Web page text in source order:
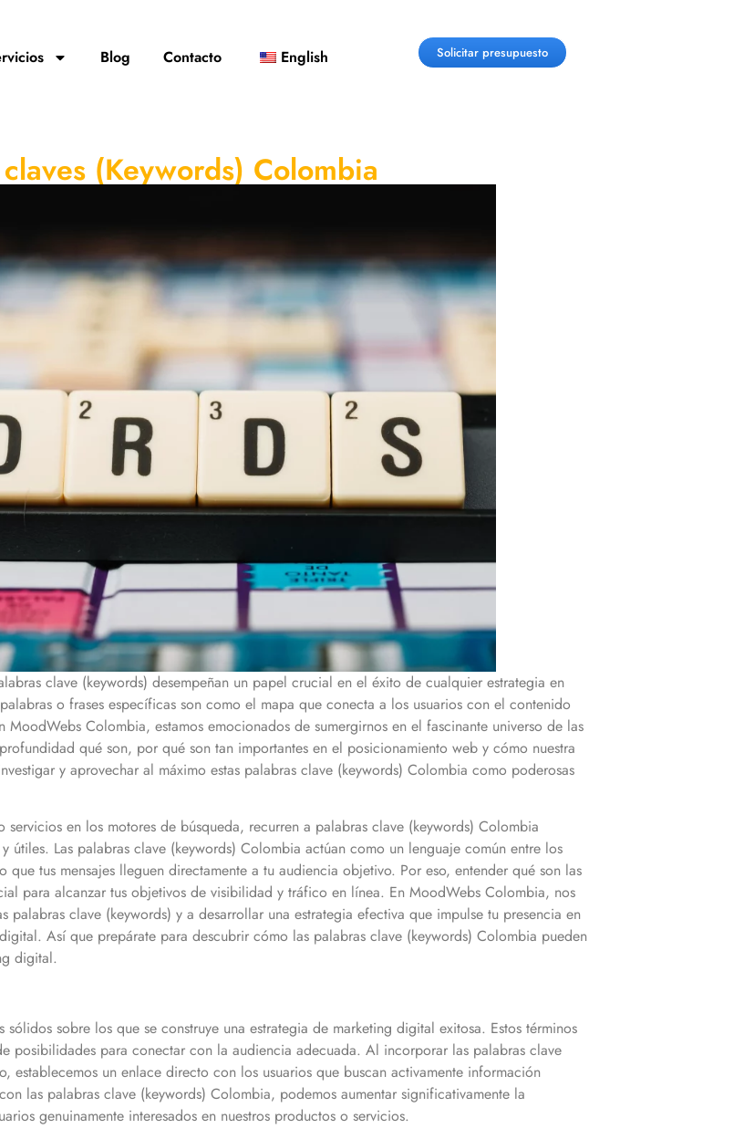
Blog Contacto English Solicitar presupuesto
(Keywords) Colombia
clave (keywords) desempeñan un papel crucial en el éxito de cualquier estrategia en
o frases específicas son como el mapa que conecta a los usuarios con el contenido
MoodWebs Colombia, estamos emocionados de sumergirnos en el fascinante universo de las
qué son, por qué son tan importantes en el posicionamiento web y cómo nuestra
y aprovechar al máximo estas palabras clave (keywords) Colombia como poderosas
en los motores de búsqueda, recurren a palabras clave (keywords) Colombia
útiles. Las palabras clave (keywords) Colombia actúan como un lenguaje común entre los
tus mensajes lleguen directamente a tu audiencia objetivo. Por eso, entender qué son las
para alcanzar tus objetivos de visibilidad y tráfico en línea. En MoodWebs Colombia, nos
clave (keywords) y a desarrollar una estrategia efectiva que impulse tu presencia en
Así que prepárate para descubrir cómo las palabras clave (keywords) Colombia pueden
digital.
sobre los que se construye una estrategia de marketing digital exitosa. Estos términos
posibilidades para conectar con la audiencia adecuada. Al incorporar las palabras clave
establecemos un enlace directo con los usuarios que buscan activamente información
las palabras clave (keywords) Colombia, podemos aumentar significativamente la
genuinamente interesados en nuestros productos o servicios.